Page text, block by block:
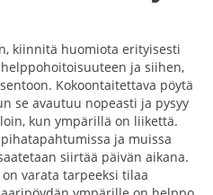
kiinnitä huomiota erityisesti
ja siihen,
Kokoontaitettava pöytä
se avautuu nopeasti ja pysyy
kun ympärillä on liikettä.
ja muissa
siirtää päivän aikana.
varata tarpeeksi tilaa